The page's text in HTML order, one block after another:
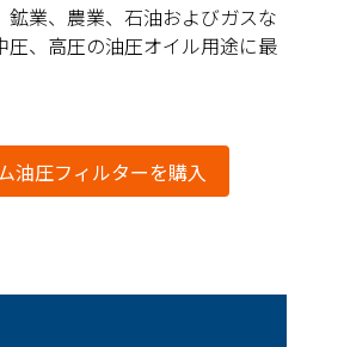
鉱業、農業、石油およびガスな
圧、高圧の油圧オイル用途に最
油圧フィルターを購入